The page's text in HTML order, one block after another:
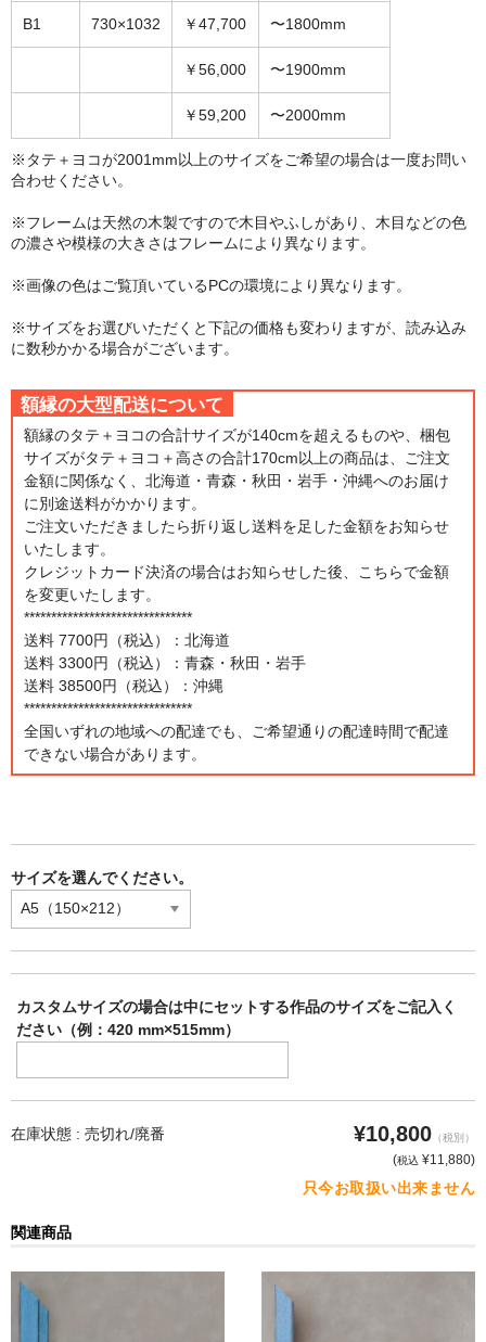
B1 730×1032 ￥47,700 〜1800mm
￥56,000 〜1900mm
￥59,200 〜2000mm
※タテ＋ヨコが2001mm以上のサイズをご希望の場合は一度お問い
合わせください。
※フレームは天然の木製ですので木目やふしがあり、木目などの色
の濃さや模様の大きさはフレームにより異なります。
※画像の色はご覧頂いているPCの環境により異なります。
※サイズをお選びいただくと下記の価格も変わりますが、読み込み
に数秒かかる場合がございます。
額縁の大型配送について
額縁のタテ＋ヨコの合計サイズが140cmを超えるものや、梱包
サイズがタテ＋ヨコ＋高さの合計170cm以上の商品は、ご注文
金額に関係なく、北海道・青森・秋田・岩手・沖縄へのお届け
に別途送料がかかります。
ご注文いただきましたら折り返し送料を足した金額をお知らせ
いたします。
クレジットカード決済の場合はお知らせした後、こちらで金額
を変更いたします。
*******************************
送料 7700円（税込）：北海道
送料 3300円（税込）：青森・秋田・岩手
送料 38500円（税込）：沖縄
*******************************
全国いずれの地域への配達でも、ご希望通りの配達時間で配達
できない場合があります。
サイズを選んでください。
カスタムサイズの場合は中にセットする作品のサイズをご記入く
ださい（例：420 mm×515mm）
在庫状態 : 売切れ/廃番 ¥10,800 （税別）
(税込 ¥11,880)
只今お取扱い出来ません
関連商品